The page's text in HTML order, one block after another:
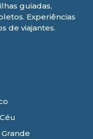
guiadas,
Experiências
de viajantes.